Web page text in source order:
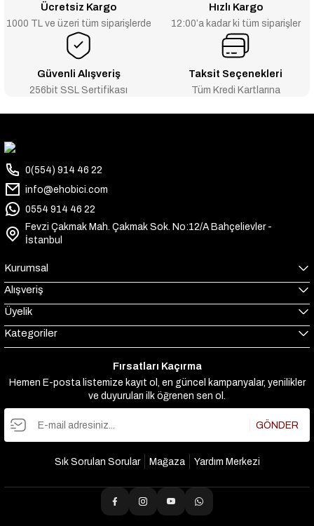
Ücretsiz Kargo
1000 TL ve üzeri tüm siparişlerde
Hızlı Kargo
12:00’a kadar ki tüm siparişler
Güvenli Alışveriş
256bit SSL Sertifikası
Taksit Seçenekleri
Tüm Kredi Kartlarına
0(554) 914 46 22
info@ehobici.com
0554 914 46 22
Fevzi Çakmak Mah. Çakmak Sok. No:12/A Bahçelievler -
İstanbul
Kurumsal
Alışveriş
Üyelik
Kategoriler
Fırsatları Kaçırma
Hemen E-posta listemize kayıt ol, en güncel kampanyalar, yenilikler
ve duyuruları ilk öğrenen sen ol.
GÖNDER
Sık Sorulan Sorular Mağaza Yardım Merkezi